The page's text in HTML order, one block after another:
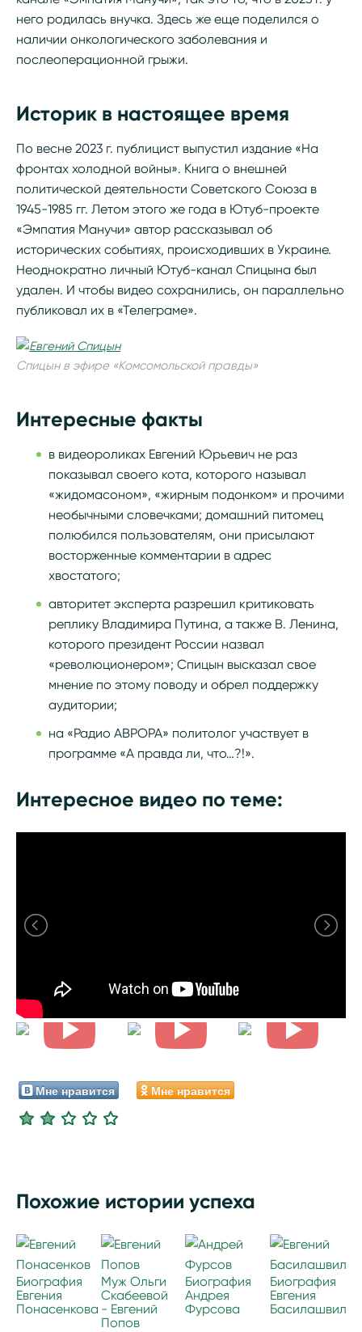
него родилась внучка. Здесь же еще поделился о
наличии онкологического заболевания и
послеоперационной грыжи.
Историк в настоящее время
По весне 2023 г. публицист выпустил издание «На
фронтах холодной войны». Книга о внешней
политической деятельности Советского Союза в
1945-1985 гг. Летом этого же года в Ютуб-проекте
«Эмпатия Манучи» автор рассказывал об
исторических событиях, происходивших в Украине.
Неоднократно личный Ютуб-канал Спицына был
удален. И чтобы видео сохранились, он параллельно
публиковал их в «Телеграме».
Спицын в эфире «Комсомольской правды»
Интересные факты
в видеороликах Евгений Юрьевич не раз
показывал своего кота, которого называл
«жидомасоном», «жирным подонком» и прочими
необычными словечками; домашний питомец
полюбился пользователям, они присылают
восторженные комментарии в адрес
хвостатого;
авторитет эксперта разрешил критиковать
реплику Владимира Путина, а также В. Ленина,
которого президент России назвал
«революционером»; Спицын высказал свое
мнение по этому поводу и обрел поддержку
аудитории;
на «Радио АВРОРА» политолог участвует в
программе «А правда ли, что…?!».
Интересное видео по теме:
Мне нравится Мне нравится
Похожие истории успеха
Биография
Евгения
Понасенкова
Муж Ольги
Скабеевой
- Евгений
Попов
Биография
Андрея
Фурсова
Биография
Евгения
Басилашвили